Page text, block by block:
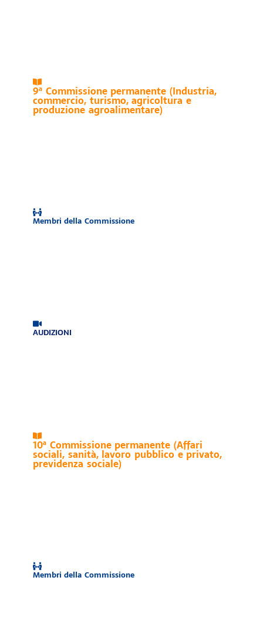
9ª Commissione permanente (Industria,
commercio, turismo, agricoltura e
produzione agroalimentare)
Membri della Commissione
AUDIZIONI
10ª Commissione permanente (Affari
sociali, sanità, lavoro pubblico e privato,
previdenza sociale)
Membri della Commissione